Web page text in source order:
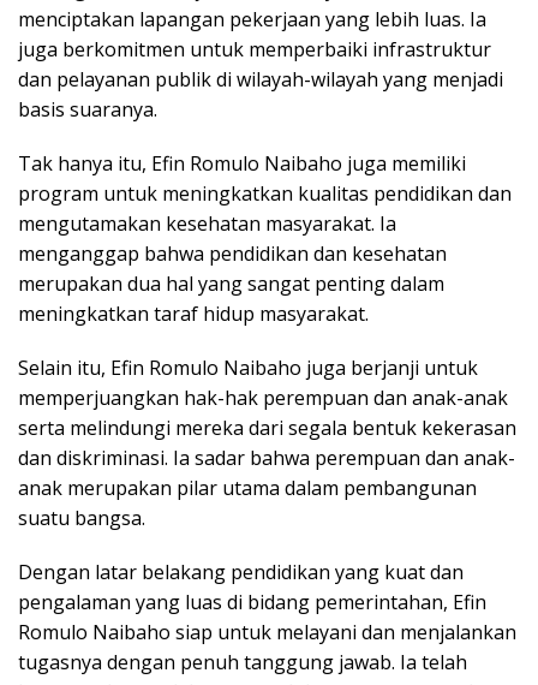
menciptakan lapangan pekerjaan yang lebih luas. Ia
juga berkomitmen untuk memperbaiki infrastruktur
dan pelayanan publik di wilayah-wilayah yang menjadi
basis suaranya.
Tak hanya itu, Efin Romulo Naibaho juga memiliki
program untuk meningkatkan kualitas pendidikan dan
mengutamakan kesehatan masyarakat. Ia
menganggap bahwa pendidikan dan kesehatan
merupakan dua hal yang sangat penting dalam
meningkatkan taraf hidup masyarakat.
Selain itu, Efin Romulo Naibaho juga berjanji untuk
memperjuangkan hak-hak perempuan dan anak-anak
serta melindungi mereka dari segala bentuk kekerasan
dan diskriminasi. Ia sadar bahwa perempuan dan anak-
anak merupakan pilar utama dalam pembangunan
suatu bangsa.
Dengan latar belakang pendidikan yang kuat dan
pengalaman yang luas di bidang pemerintahan, Efin
Romulo Naibaho siap untuk melayani dan menjalankan
tugasnya dengan penuh tanggung jawab. Ia telah